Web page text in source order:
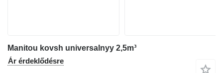
Manitou kovsh universalnyy 2,5m³
Ár érdeklődésre